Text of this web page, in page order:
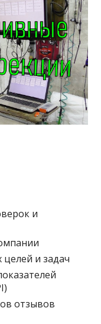
и
целей и задач
отзывов